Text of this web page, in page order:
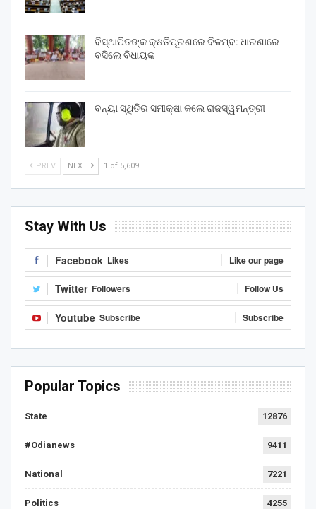
ବିସ୍ଥାପିତଙ୍କ କ୍ଷତିପୂରଣରେ ବିଳମ୍ବ: ଧାରଣାରେ
ବସିଲେ ବିଧାୟକ
ବନ୍ୟା ସ୍ଥିତିର ସମୀକ୍ଷା କଲେ ରାଜସ୍ୱମନ୍ତ୍ରୀ
PREV NEXT 1 of 5,609
Stay With Us
Facebook Likes Like our page
Twitter Followers Follow Us
Youtube Subscribe Subscribe
Popular Topics
State 12876
#Odianews 9411
National 7221
Politics 4255